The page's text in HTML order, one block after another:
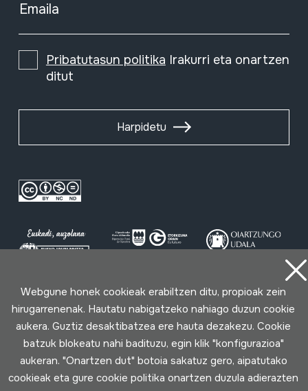
Emaila
Pribatutasun politika Irakurri eta onartzen
ditut
Harpidetu
Erabilpen baldintzak Pribatutasun politika Cookie politika
Loturak garatua
Webgune honek cookieak erabiltzen ditu, propioak zein
hirugarrenenak. Hautatu nabigatzeko nahiago duzun cookie
aukera. Guztiz desaktibatzea ere hauta dezakezu. Cookie
batzuk blokeatu nahi badituzu, egin klik "konfigurazioa"
aukeran. "Onartzen dut" botoia sakatuz gero, aipatutako
cookieak eta gure cookie politika onartzen duzula adierazten